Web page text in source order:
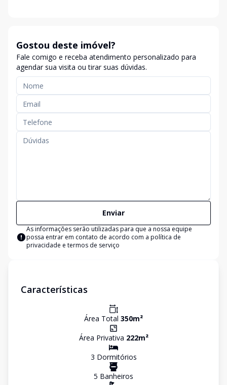
Gostou deste imóvel?
Fale comigo e receba atendimento personalizado para
agendar sua visita ou tirar suas dúvidas.
Enviar
As informações serão utilizadas para que a nossa equipe
possa entrar em contato de acordo com a política de
privacidade e termos de serviço
Características
Área Total 350m²
Área Privativa 222m²
3 Dormitórios
5 Banheiros